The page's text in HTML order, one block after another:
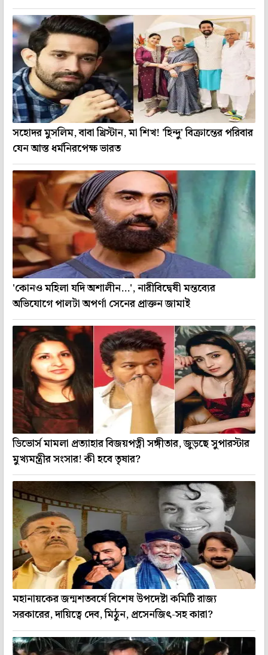
সহোদর মুসলিম, বাবা খ্রিস্টান, মা শিখ! 'হিন্দু' বিক্রান্তের পরিবার
যেন আস্ত ধর্মনিরপেক্ষ ভারত
'কোনও মহিলা যদি অশালীন...', নারীবিদ্বেষী মন্তব্যের
অভিযোগে পালটা অপর্ণা সেনের প্রাক্তন জামাই
ডিভোর্স মামলা প্রত্যাহার বিজয়পত্নী সঙ্গীতার, জুড়ছে সুপারস্টার
মুখ্যমন্ত্রীর সংসার! কী হবে তৃষার?
মহানায়কের জন্মশতবর্ষে বিশেষ উপদেষ্টা কমিটি রাজ্য
সরকারের, দায়িত্বে দেব, মিঠুন, প্রসেনজিৎ-সহ কারা?